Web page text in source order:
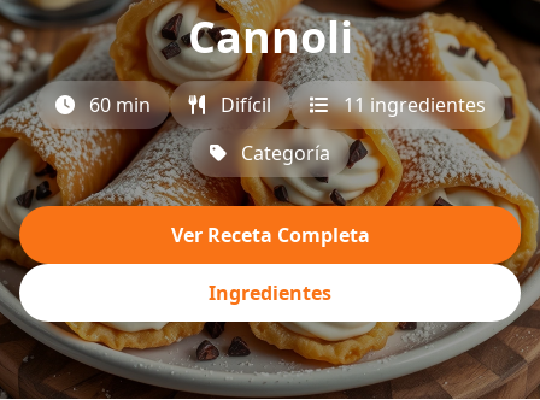
Cannoli
60 min Difícil
11 ingredientes
Categoría
Ver Receta Completa
Ingredientes